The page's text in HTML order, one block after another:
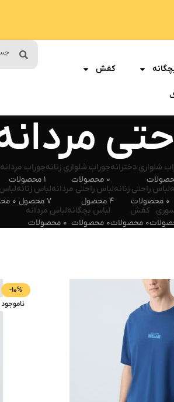
کفش
شلواری دخترانهجوراب شلواری زنانه
0 محصولات
جوراب مردانه
1 محصولات
لباس راحتی زنانه
0 محصولات
لباس راحتی مردانه
4 محصول
لباس زنانه
7 محصول
0 محصولات
کفش
0 محصولات
لباس بچگانه
0 محصولات
لباس مردانه
0 محصولات
-10%
ناموجود